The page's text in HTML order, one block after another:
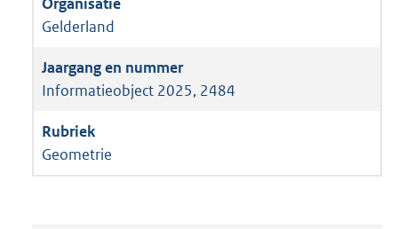
Gelderland
Informatieobject 2025, 2484
Geometrie